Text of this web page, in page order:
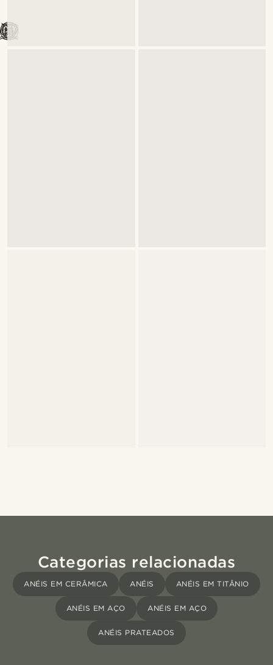
Categorias relacionadas
ANÉIS EM CERÂMICA ANÉIS ANÉIS EM TITÂNIO
ANÉIS EM AÇO ANÉIS EM AÇO
ANÉIS PRATEADOS